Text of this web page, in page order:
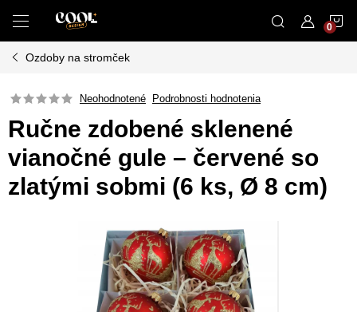
obsah
Ozdoby na stromček
Neohodnotené Podrobnosti hodnotenia
Ručne zdobené sklenené
vianočné gule – červené so
zlatými sobmi (6 ks, Ø 8 cm)